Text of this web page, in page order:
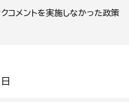
コメントを実施しなかった政策